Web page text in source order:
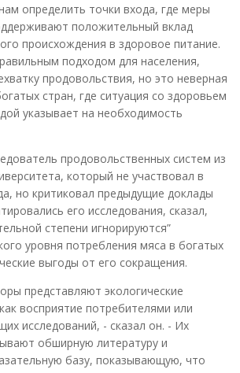
определить точки входа, где меры
положительный вклад
происхождения в здоровое питание.
подходом для населения,
продовольствия, но это неверная
стран, где ситуация со здоровьем
указывает на необходимость
продовольственных систем из
который не участвовал в
но критиковал предыдущие доклады
его исследования, сказал,
степени игнорируются”
уровня потребления мяса в богатых
выгоды от его сокращения.
представляют экологические
восприятие потребителями или
исследований, - сказал он. - Их
обширную литературу и
базу, показывающую, что